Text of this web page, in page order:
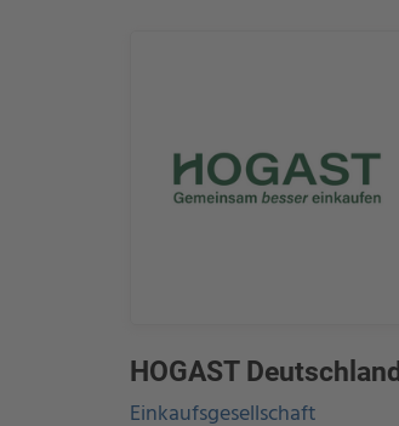
HOGAST Deutschland
Einkaufsgesellschaft